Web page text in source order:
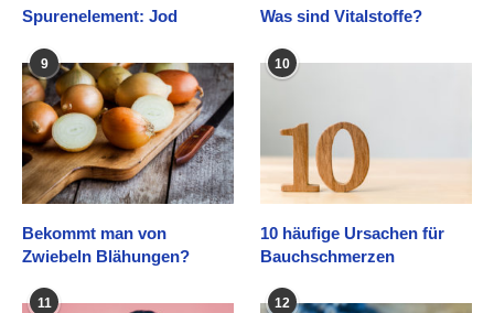
Spurenelement: Jod Was sind Vitalstoffe?
9
Bekommt man von
Zwiebeln Blähungen?
10
10 häufige Ursachen für
Bauchschmerzen
11 12